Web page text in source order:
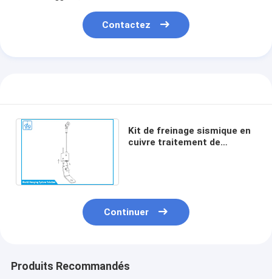
Contactez
Kit de freinage sismique en
cuivre traitement de
Continuer
Produits Recommandés